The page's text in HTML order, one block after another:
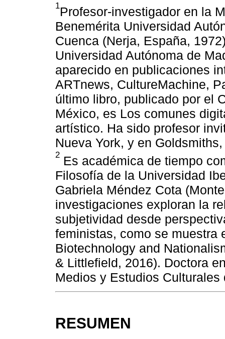
1Profesor-investigador en la
Benemérita Universidad
Cuenca (Nerja, España,
Universidad Autónoma de
aparecido en publicaciones
ARTnews, CultureMachine,
último libro, publicado por el
México, es Los comunes
artístico. Ha sido profesor
Nueva York, y en
2 Es académica de tiempo
Filosofía de la Universidad
Gabriela Méndez Cota
investigaciones exploran la
subjetividad desde
feministas, como se muestra
Biotechnology and
& Littlefield, 2016). Doctora
Medios y Estudios
RESUMEN